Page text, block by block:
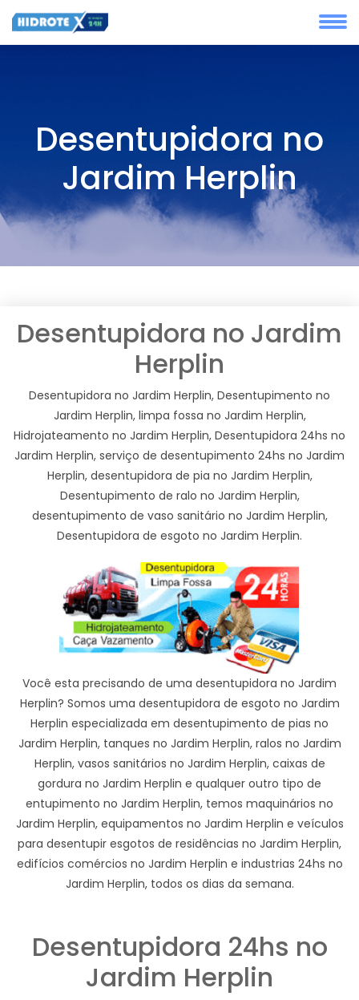
Desentupidora no
Jardim Herplin
Desentupidora no Jardim
Herplin
Desentupidora no Jardim Herplin, Desentupimento no
Jardim Herplin, limpa fossa no Jardim Herplin,
Hidrojateamento no Jardim Herplin, Desentupidora 24hs no
Jardim Herplin, serviço de desentupimento 24hs no Jardim
Herplin, desentupidora de pia no Jardim Herplin,
Desentupimento de ralo no Jardim Herplin,
desentupimento de vaso sanitário no Jardim Herplin,
Desentupidora de esgoto no Jardim Herplin.
Você esta precisando de uma desentupidora no Jardim
Herplin? Somos uma desentupidora de esgoto no Jardim
Herplin especializada em desentupimento de pias no
Jardim Herplin, tanques no Jardim Herplin, ralos no Jardim
Herplin, vasos sanitários no Jardim Herplin, caixas de
gordura no Jardim Herplin e qualquer outro tipo de
entupimento no Jardim Herplin, temos maquinários no
Jardim Herplin, equipamentos no Jardim Herplin e veículos
para desentupir esgotos de residências no Jardim Herplin,
edifícios comércios no Jardim Herplin e industrias 24hs no
Jardim Herplin, todos os dias da semana.
Desentupidora 24hs no
Jardim Herplin